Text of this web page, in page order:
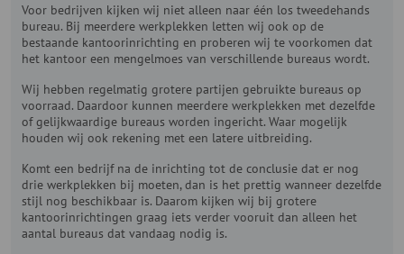
Voor bedrijven kijken wij niet alleen naar één los tweedehands
bureau. Bij meerdere werkplekken letten wij ook op de
bestaande kantoorinrichting en proberen wij te voorkomen dat
het kantoor een mengelmoes van verschillende bureaus wordt.
Wij hebben regelmatig grotere partijen gebruikte bureaus op
voorraad. Daardoor kunnen meerdere werkplekken met dezelfde
of gelijkwaardige bureaus worden ingericht. Waar mogelijk
houden wij ook rekening met een latere uitbreiding.
Komt een bedrijf na de inrichting tot de conclusie dat er nog
drie werkplekken bij moeten, dan is het prettig wanneer dezelfde
stijl nog beschikbaar is. Daarom kijken wij bij grotere
kantoorinrichtingen graag iets verder vooruit dan alleen het
aantal bureaus dat vandaag nodig is.